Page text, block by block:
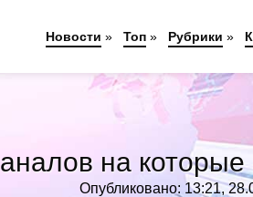
на которые
Опубликовано: 13:21,
Новости » Топ » Рубрики »